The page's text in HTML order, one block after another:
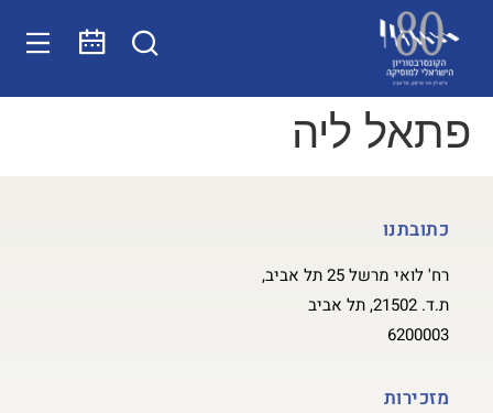
פתאל ליה
כתובתנו
רח' לואי מרשל 25 תל אביב,
ת.ד. 21502, תל אביב
6200003
מזכירות